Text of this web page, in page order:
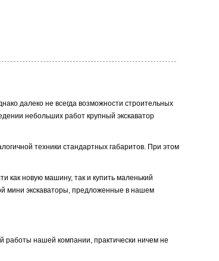
далеко не всегда возможности строительных
небольших работ крупный экскаватор
техники стандартных габаритов. При этом
как новую машину, так и купить маленький
мини экскаваторы, предложенные в нашем
работы нашей компании, практически ничем не